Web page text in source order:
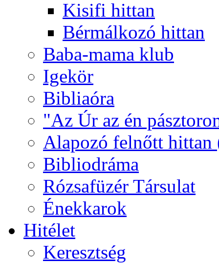
Kisifi hittan
Bérmálkozó hittan
Baba-mama klub
Igekör
Bibliaóra
"Az Úr az én
Alapozó felnőtt hittan
Bibliodráma
Rózsafüzér Társulat
Énekkarok
Hitélet
Keresztség